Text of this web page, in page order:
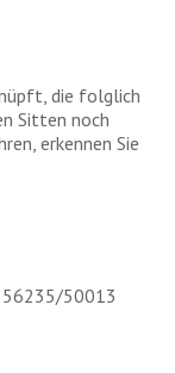
die folglich
Sitten noch
erkennen Sie
56235/50013